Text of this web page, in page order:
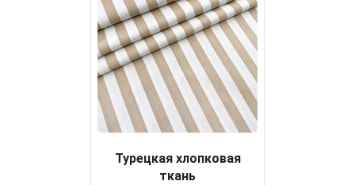
Турецкая хлопковая
ткань